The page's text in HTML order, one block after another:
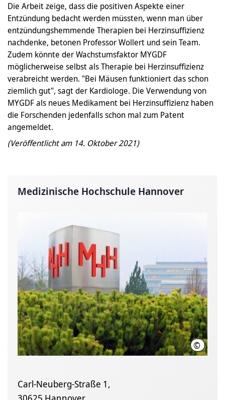
Die Arbeit zeige, dass die positiven Aspekte einer
Entzündung bedacht werden müssten, wenn man über
entzündungshemmende Therapien bei Herzinsuffizienz
nachdenke, betonen Professor Wollert und sein Team.
Zudem könnte der Wachstumsfaktor MYGDF
möglicherweise selbst als Therapie bei Herzinsuffizienz
verabreicht werden. "Bei Mäusen funktioniert das schon
ziemlich gut", sagt der Kardiologe. Die Verwendung von
MYGDF als neues Medikament bei Herzinsuffizienz haben
die Forschenden jedenfalls schon mal zum Patent
angemeldet.
(Veröffentlicht am 14. Oktober 2021)
Medizinische Hochschule Hannover
© Karin
Carl-Neuberg-Straße 1,